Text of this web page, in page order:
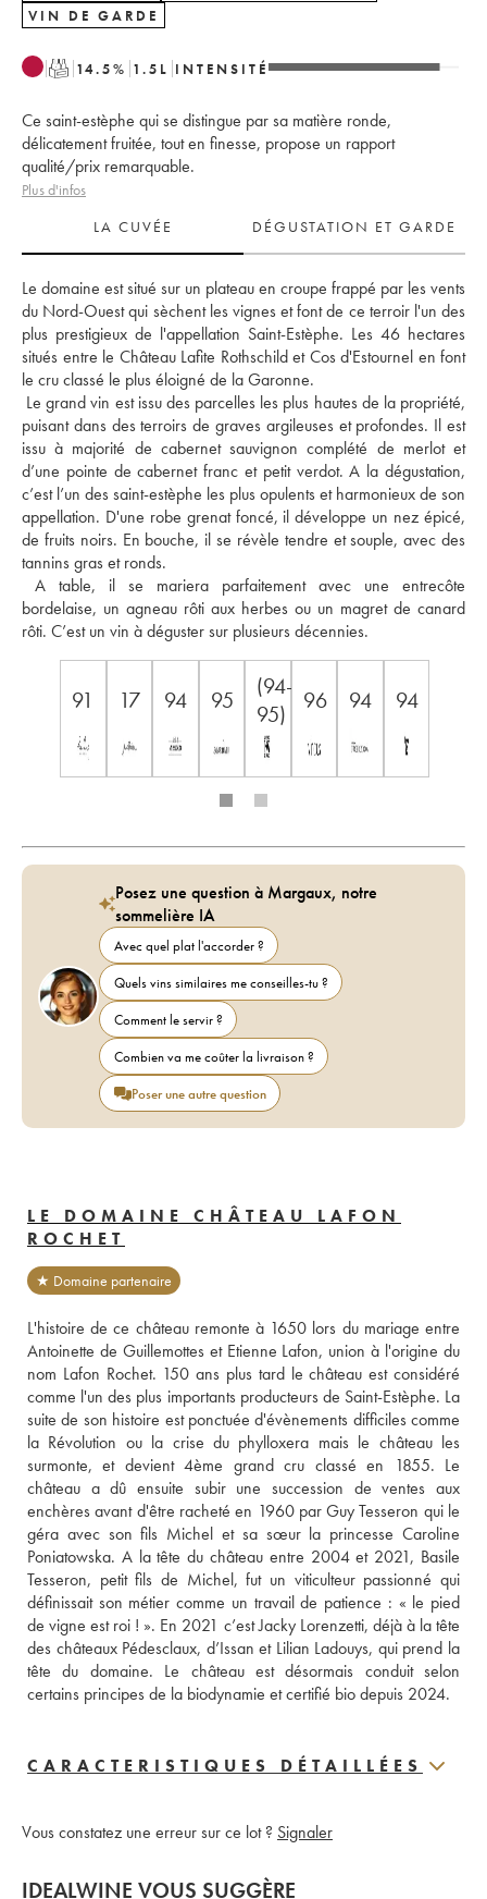
VIN DE GARDE
T 14.5% 1.5 L INTENSITÉ
Ce saint-estèphe qui se distingue par sa matière ronde,
délicatement fruitée, tout en finesse, propose un rapport
qualité/prix remarquable.
Plus d'infos
LA CUVÉE
DÉGUSTATION ET GARDE
Le domaine est situé sur un plateau en croupe frappé par les vents
du Nord-Ouest qui sèchent les vignes et font de ce terroir l'un des
plus prestigieux de l'appellation Saint-Estèphe. Les 46 hectares
situés entre le Château Lafite Rothschild et Cos d'Estournel en font
le cru classé le plus éloigné de la Garonne.
Le grand vin est issu des parcelles les plus hautes de la propriété,
puisant dans des terroirs de graves argileuses et profondes. Il est
issu à majorité de cabernet sauvignon complété de merlot et
d’une pointe de cabernet franc et petit verdot. A la dégustation,
c’est l’un des saint-estèphe les plus opulents et harmonieux de son
appellation. D'une robe grenat foncé, il développe un nez épicé,
de fruits noirs. En bouche, il se révèle tendre et souple, avec des
tannins gras et ronds.
A table, il se mariera parfaitement avec une entrecôte
bordelaise, un agneau rôti aux herbes ou un magret de canard
rôti. C’est un vin à déguster sur plusieurs décennies.
91 17 94 95
(94-
95)
96 94 94
Posez une question à Margaux, notre
sommelière IA
Avec quel plat l'accorder ?
Quels vins similaires me conseilles-tu ?
Comment le servir ?
Combien va me coûter la livraison ?
Poser une autre question
LE DOMAINE CHÂTEAU LAFON
ROCHET
★ Domaine partenaire
L'histoire de ce château remonte à 1650 lors du mariage entre
Antoinette de Guillemottes et Etienne Lafon, union à l'origine du
nom Lafon Rochet. 150 ans plus tard le château est considéré
comme l'un des plus importants producteurs de Saint-Estèphe. La
suite de son histoire est ponctuée d'évènements difficiles comme
la Révolution ou la crise du phylloxera mais le château les
surmonte, et devient 4ème grand cru classé en 1855. Le
château a dû ensuite subir une succession de ventes aux
enchères avant d'être racheté en 1960 par Guy Tesseron qui le
géra avec son fils Michel et sa sœur la princesse Caroline
Poniatowska. A la tête du château entre 2004 et 2021, Basile
Tesseron, petit fils de Michel, fut un viticulteur passionné qui
définissait son métier comme un travail de patience : « le pied
de vigne est roi ! ». En 2021 c’est Jacky Lorenzetti, déjà à la tête
des châteaux Pédesclaux, d’Issan et Lilian Ladouys, qui prend la
tête du domaine. Le château est désormais conduit selon
certains principes de la biodynamie et certifié bio depuis 2024.
CARACTERISTIQUES DÉTAILLÉES
Vous constatez une erreur sur ce lot ? Signaler
IDEALWINE VOUS SUGGÈRE